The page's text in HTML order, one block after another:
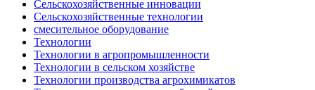
Сельскохозяйственные инновации
Сельскохозяйственные технологии
смесительное оборудование
Технологии
Технологии в агропромышленности
Технологии в сельском хозяйстве
Технологии производства агрохимикатов